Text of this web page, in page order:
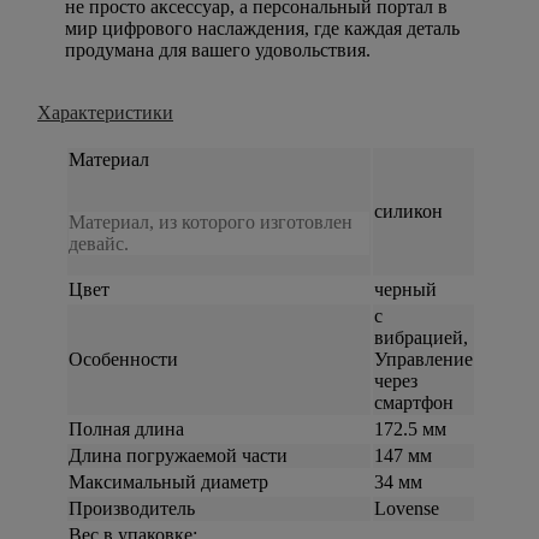
не просто аксессуар, а персональный портал в
мир цифрового наслаждения, где каждая деталь
продумана для вашего удовольствия.
Характеристики
Материал
Материал, из которого изготовлен
девайс.
силикон
Цвет черный
Особенности
c
вибрацией,
Управление
через
смартфон
Полная длина
172.5 мм
Длина погружаемой части
147 мм
Максимальный диаметр
34 мм
Производитель
Lovense